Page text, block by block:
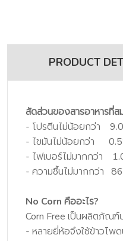
PRODUCT
สัดส่วนของสารอาหารที่
- โปรตีนไม่น้อยกว่า
- ไขมันไม่น้อยกว่า
- ไฟเบอร์ไม่มากกว่า
- ความชื้นไม่มากกว่า
No Corn คืออะไร?
Corn Free เป็นผลิตภัณฑ์
- หลายยี่ห้อจึงใช้ข้าวโพ